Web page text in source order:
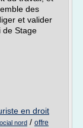
des
et valider
de Stage
en droit
nord / offre